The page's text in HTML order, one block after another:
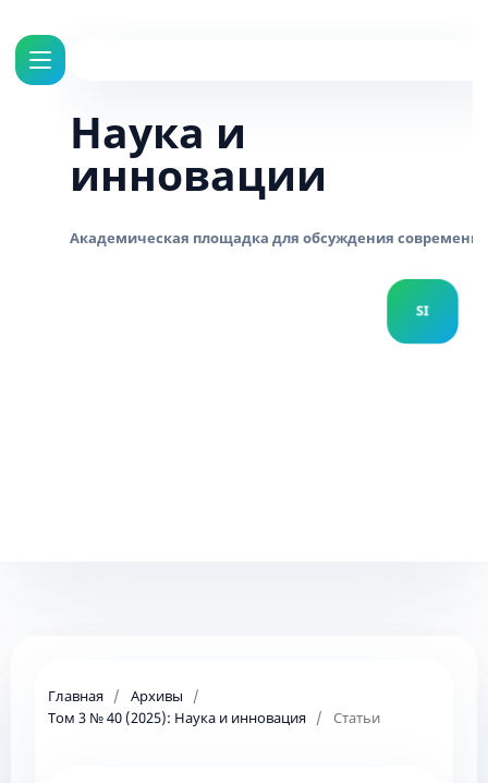
Наука и
инновации
Главная / Архивы
/
Том 3 № 40 (2025): Наука и инновация / Статьи